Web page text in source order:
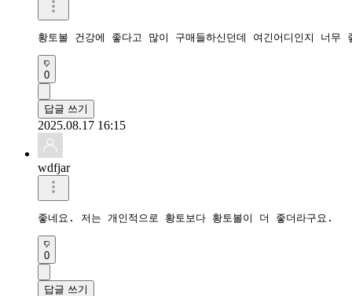
황토볼 건강에 좋다고 많이 구매들하신던데 여긴어디인지 너무
0
답글 쓰기
2025.08.17 16:15
wdfjar
좋네요. 저는 개인적으로 황토보다 황토볼이 더 좋더라구요.
0
답글 쓰기